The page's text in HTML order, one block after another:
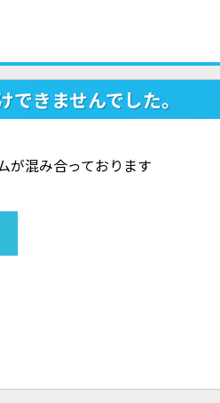
きませんでした。
が混み合っております